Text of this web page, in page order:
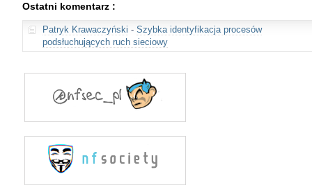
Ostatni komentarz :
Patryk Krawaczyński - Szybka identyfikacja procesów
podsłuchujących ruch sieciowy